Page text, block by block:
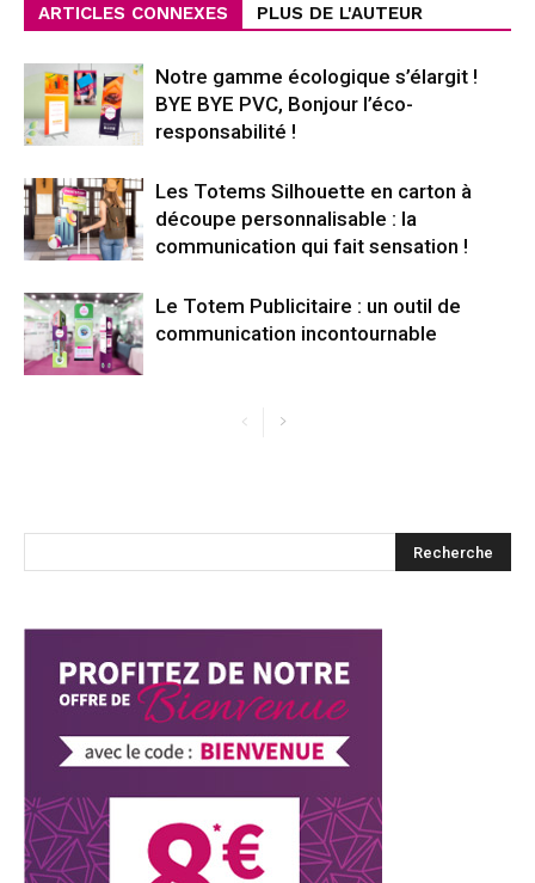
ARTICLES CONNEXES PLUS DE L'AUTEUR
Notre gamme écologique s’élargit !
BYE BYE PVC, Bonjour l’éco-
responsabilité !
Les Totems Silhouette en carton à
découpe personnalisable : la
communication qui fait sensation !
Le Totem Publicitaire : un outil de
communication incontournable